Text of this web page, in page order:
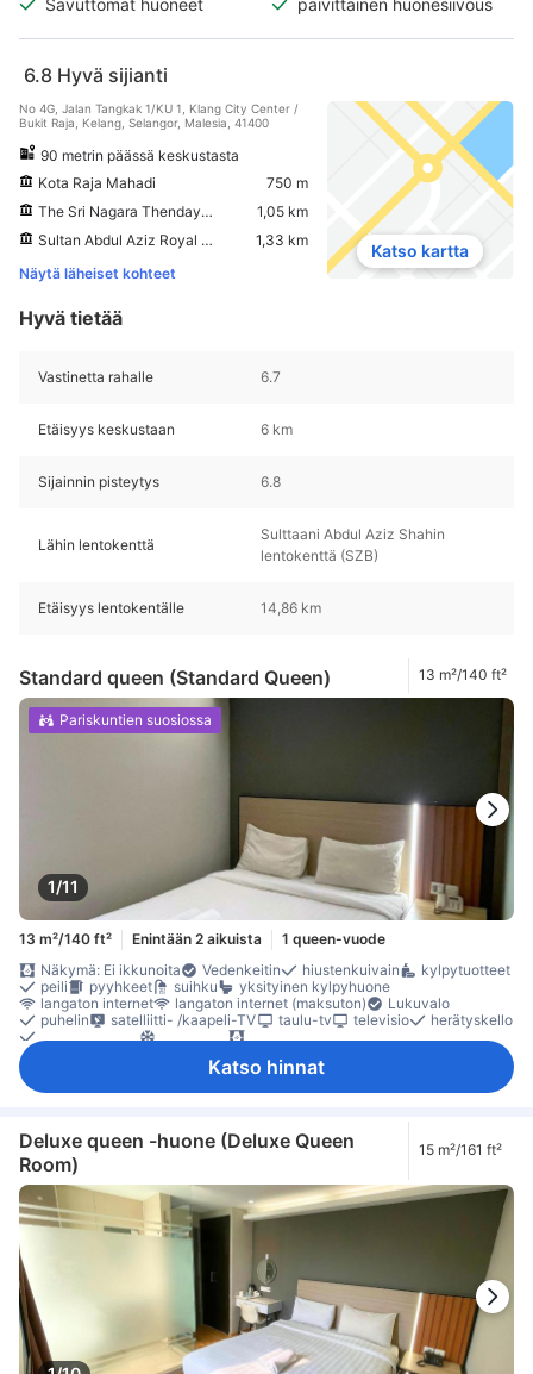
Savuttomat huoneet
päivittäinen huonesiivous
6.8 Hyvä sijianti
No 4G, Jalan Tangkak 1/KU 1, Klang City Center /
Bukit Raja, Kelang, Selangor, Malesia, 41400
90 metrin päässä keskustasta
Kota Raja Mahadi
750 m
The Sri Nagara Thendayuthapani Temple
1,05 km
Sultan Abdul Aziz Royal Gallery
1,33 km
Näytä läheiset kohteet
Katso kartta
Hyvä tietää
Vastinetta rahalle 6.7
Etäisyys keskustaan 6 km
Sijainnin pisteytys 6.8
Lähin lentokenttä
Sulttaani Abdul Aziz Shahin
lentokenttä (SZB)
Etäisyys lentokentälle 14,86 km
Standard queen (Standard Queen) 13 m²/140 ft²
1/11
Pariskuntien suosiossa
13 m²/140 ft² Enintään 2 aikuista
1 queen-vuode
Näkymä: Ei ikkunoita
Vedenkeitin hiustenkuivain
kylpytuotteet
peili
pyyhkeet suihku
yksityinen kylpyhuone
langaton internet
langaton internet (maksuton)
Lukuvalo
puhelin
satelliitti- /kaapeli-TV taulu-tv televisio
herätyskello
oleskelualue puu- /parkettilattia
Roskakorit
Turvaominaisuudet
Katso hinnat
Deluxe queen -huone (Deluxe Queen
Room)
15 m²/161 ft²